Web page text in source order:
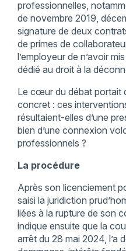
professionnelles,
de novembre 2019,
signature de deux
de primes de
l’employeur de n’avoir
dédié au droit à la
Le cœur du débat portait
concret : ces
résultaient-elles d’une
bien d’une connexion
professionnels ?
La procédure
Après son licenciement
saisi la juridiction
liées à la rupture de son
indique ensuite que la
arrêt du 28 mai 2024, l’a